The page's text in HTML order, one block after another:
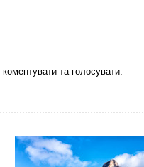
та голосувати.